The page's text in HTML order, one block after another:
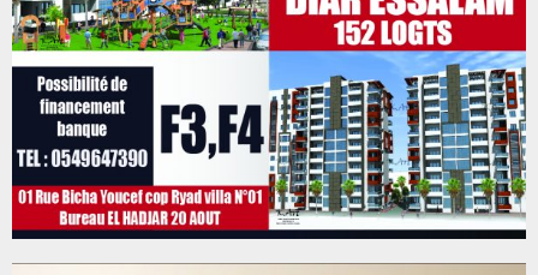
d
u
o
û
t
2